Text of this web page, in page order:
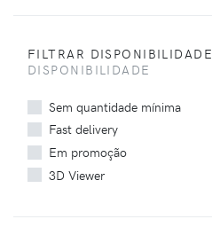
FILTRAR DISPONIBILIDADE
DISPONIBILIDADE
Sem quantidade mínima
Fast delivery
Em promoção
3D Viewer